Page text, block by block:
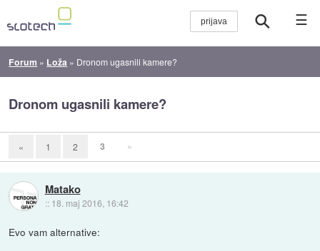
☰
Forum » Loža » Dronom ugasnili kamere?
Dronom ugasnili kamere?
« 1 2 3 »
Matako
:: 18. maj 2016, 16:42
Evo vam alternative: